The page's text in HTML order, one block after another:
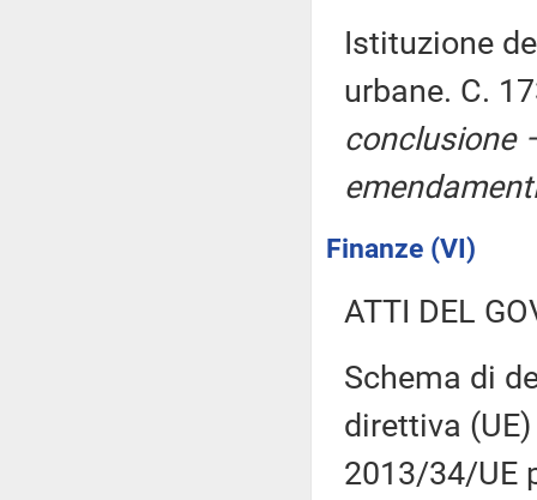
Istituzione
urbane. C.
conclusione
Finanze (VI)
ATTI DEL
Schema di
direttiva
2013/34/UE